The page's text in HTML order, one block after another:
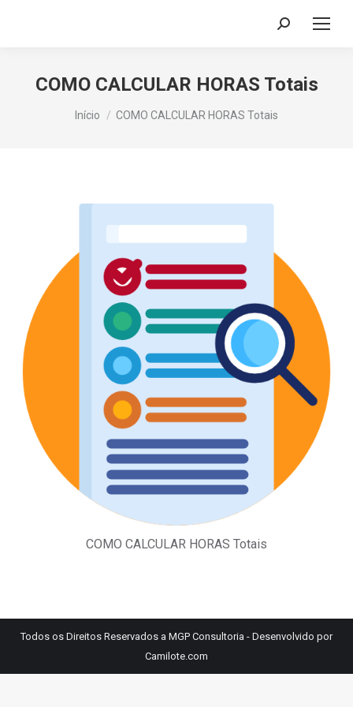
Search:
COMO CALCULAR HORAS Totais
Você está aqui:
Início COMO CALCULAR HORAS Totais
COMO CALCULAR HORAS Totais
Todos os Direitos Reservados a MGP Consultoria - Desenvolvido por
Camilote.com